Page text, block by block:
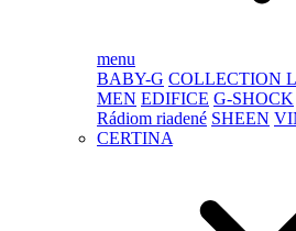
menu
BABY-G COLLECTION
MEN EDIFICE G-SHOCK
Rádiom riadené SHEEN
CERTINA